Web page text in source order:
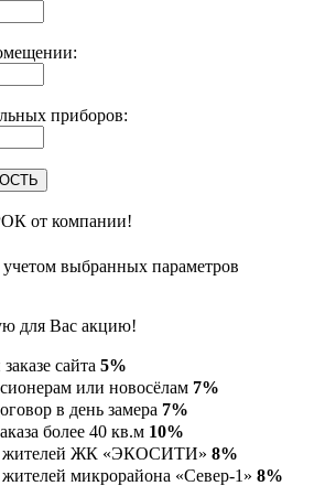
приборов:
от компании!
выбранных параметров
для Вас акцию!
сайта 5%
или новосёлам 7%
в день замера 7%
более 40 кв.м 10%
жителей ЖК «ЭКОСИТИ» 8%
микрорайона «Север-1» 8%